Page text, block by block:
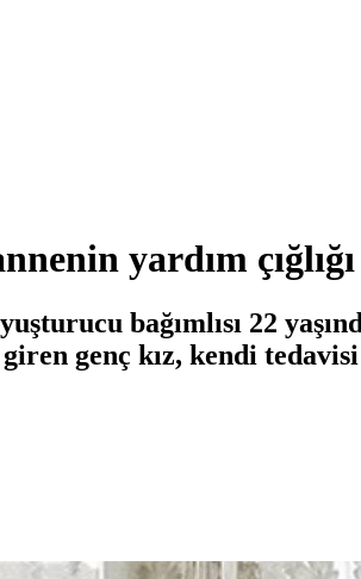
yardım çığlığı
bağımlısı 22
genç kız, kendi